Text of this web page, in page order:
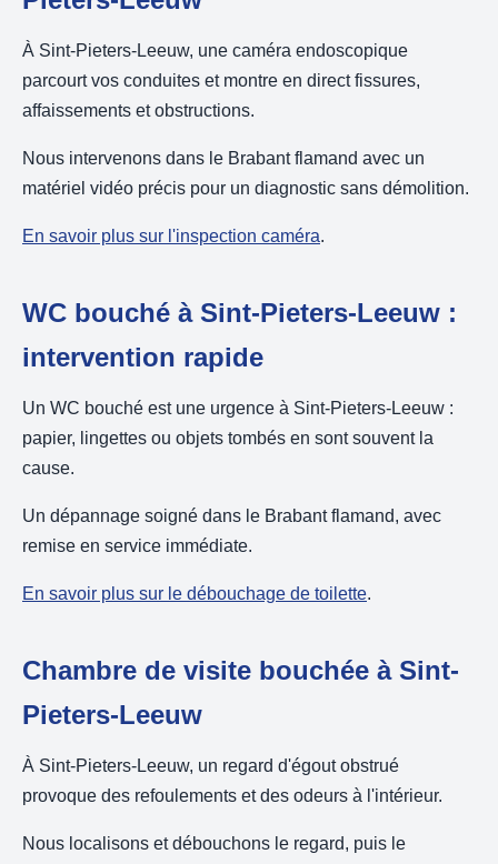
À Sint-Pieters-Leeuw, une caméra endoscopique
parcourt vos conduites et montre en direct fissures,
affaissements et obstructions.
Nous intervenons dans le Brabant flamand avec un
matériel vidéo précis pour un diagnostic sans démolition.
En savoir plus sur l'inspection caméra.
WC bouché à Sint-Pieters-Leeuw :
intervention rapide
Un WC bouché est une urgence à Sint-Pieters-Leeuw :
papier, lingettes ou objets tombés en sont souvent la
cause.
Un dépannage soigné dans le Brabant flamand, avec
remise en service immédiate.
En savoir plus sur le débouchage de toilette.
Chambre de visite bouchée à Sint-
Pieters-Leeuw
À Sint-Pieters-Leeuw, un regard d'égout obstrué
provoque des refoulements et des odeurs à l'intérieur.
Nous localisons et débouchons le regard, puis le